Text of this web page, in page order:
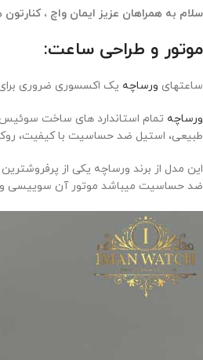
سلام به همراهان عزیز ایمان واچ ،
موتور و طراحی ساعت:
ساعتهای ورساچه یک اکسسوری ضروری
ورساچه تمام استاندارد های ساخت
طبیعی، استیل ضد حساسیت با کیفیت،
این مدل از برند ورساچه یکی از
ضد حساسیت میباشد موتور آن سوییسی و